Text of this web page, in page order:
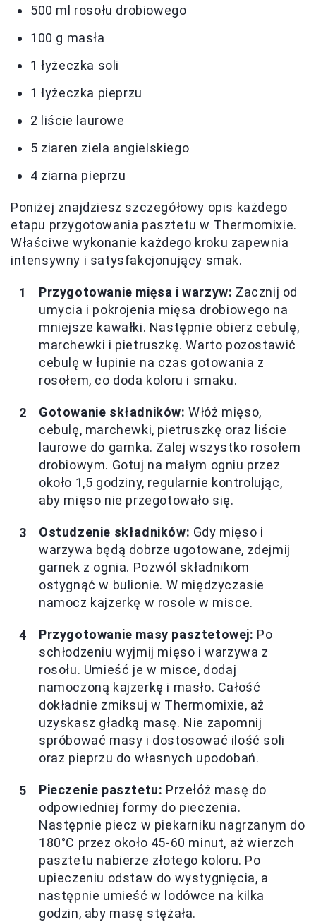
500 ml rosołu drobiowego
100 g masła
1 łyżeczka soli
1 łyżeczka pieprzu
2 liście laurowe
5 ziaren ziela angielskiego
4 ziarna pieprzu
Poniżej znajdziesz szczegółowy opis każdego
etapu przygotowania pasztetu w Thermomixie.
Właściwe wykonanie każdego kroku zapewnia
intensywny i satysfakcjonujący smak.
Przygotowanie mięsa i warzyw: Zacznij od
umycia i pokrojenia mięsa drobiowego na
mniejsze kawałki. Następnie obierz cebulę,
marchewki i pietruszkę. Warto pozostawić
cebulę w łupinie na czas gotowania z
rosołem, co doda koloru i smaku.
Gotowanie składników: Włóż mięso,
cebulę, marchewki, pietruszkę oraz liście
laurowe do garnka. Zalej wszystko rosołem
drobiowym. Gotuj na małym ogniu przez
około 1,5 godziny, regularnie kontrolując,
aby mięso nie przegotowało się.
Ostudzenie składników: Gdy mięso i
warzywa będą dobrze ugotowane, zdejmij
garnek z ognia. Pozwól składnikom
ostygnąć w bulionie. W międzyczasie
namocz kajzerkę w rosole w misce.
Przygotowanie masy pasztetowej: Po
schłodzeniu wyjmij mięso i warzywa z
rosołu. Umieść je w misce, dodaj
namoczoną kajzerkę i masło. Całość
dokładnie zmiksuj w Thermomixie, aż
uzyskasz gładką masę. Nie zapomnij
spróbować masy i dostosować ilość soli
oraz pieprzu do własnych upodobań.
Pieczenie pasztetu: Przełóż masę do
odpowiedniej formy do pieczenia.
Następnie piecz w piekarniku nagrzanym do
180°C przez około 45-60 minut, aż wierzch
pasztetu nabierze złotego koloru. Po
upieczeniu odstaw do wystygnięcia, a
następnie umieść w lodówce na kilka
godzin, aby masę stężała.